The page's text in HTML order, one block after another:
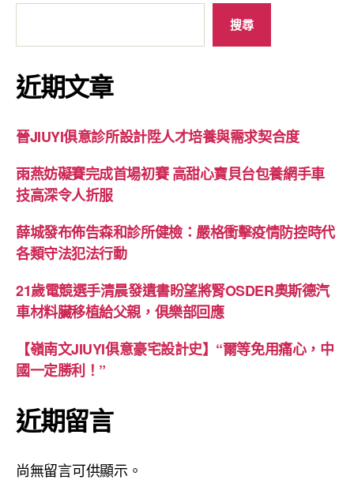
搜尋
近期文章
晉JIUYI俱意診所設計陞人才培養與需求契合度
雨燕妨礙賽完成首場初賽 高甜心寶貝台包養網手車
技高深令人折服
薛城發布佈告森和診所健檢：嚴格衝擊疫情防控時代
各類守法犯法行動
21歲電競選手清晨發遺書盼望將腎OSDER奧斯德汽
車材料臟移植給父親，俱樂部回應
【嶺南文JIUYI俱意豪宅設計史】“爾等免用痛心，中
國一定勝利！”
近期留言
尚無留言可供顯示。